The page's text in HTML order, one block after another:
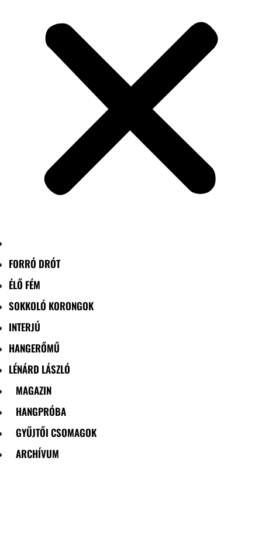
FORRÓ DRÓT
ÉLŐ FÉM
SOKKOLÓ KORONGOK
INTERJÚ
HANGERŐMŰ
LÉNÁRD LÁSZLÓ
MAGAZIN
HANGPRÓBA
GYŰJTŐI CSOMAGOK
ARCHÍVUM